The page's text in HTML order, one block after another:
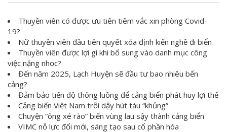
Thuyền viên có được ưu tiên tiêm vắc xin phòng Covid-
19?
Nữ thuyền viên đầu tiên quyết xóa định kiến nghề đi biển
Thuyền viên được lợi gì khi bổ sung vào danh mục công
việc nặng nhọc?
Đến năm 2025, Lạch Huyện sẽ đầu tư bao nhiêu bến
cảng?
Đảm bảo tiến độ thông luồng để cảng biển phát huy lợi thế
Cảng biển Việt Nam trỗi dậy hút tàu “khủng”
Chuyện “ông xé rào” biến vùng lau sậy thành cảng biển
VIMC nỗ lực đổi mới, sáng tạo sau cổ phần hóa